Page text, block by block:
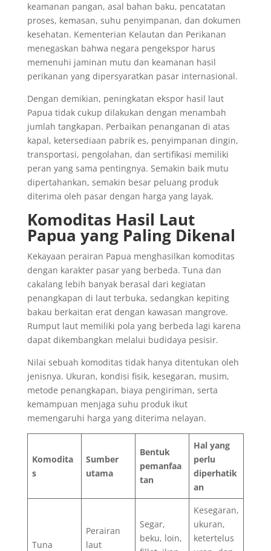
keamanan pangan, asal bahan baku, pencatatan
proses, kemasan, suhu penyimpanan, dan dokumen
kesehatan. Kementerian Kelautan dan Perikanan
menegaskan bahwa negara pengekspor harus
memenuhi jaminan mutu dan keamanan hasil
perikanan yang dipersyaratkan pasar internasional.
Dengan demikian, peningkatan ekspor hasil laut
Papua tidak cukup dilakukan dengan menambah
jumlah tangkapan. Perbaikan penanganan di atas
kapal, ketersediaan pabrik es, penyimpanan dingin,
transportasi, pengolahan, dan sertifikasi memiliki
peran yang sama pentingnya. Semakin baik mutu
dipertahankan, semakin besar peluang produk
diterima oleh pasar dengan harga yang layak.
Komoditas Hasil Laut
Papua yang Paling Dikenal
Kekayaan perairan Papua menghasilkan komoditas
dengan karakter pasar yang berbeda. Tuna dan
cakalang lebih banyak berasal dari kegiatan
penangkapan di laut terbuka, sedangkan kepiting
bakau berkaitan erat dengan kawasan mangrove.
Rumput laut memiliki pola yang berbeda lagi karena
dapat dikembangkan melalui budidaya pesisir.
Nilai sebuah komoditas tidak hanya ditentukan oleh
jenisnya. Ukuran, kondisi fisik, kesegaran, musim,
metode penangkapan, biaya pengiriman, serta
kemampuan menjaga suhu produk ikut
memengaruhi harga yang diterima nelayan.
Komodita
s
Sumber
utama
Bentuk
pemanfaa
tan
Hal yang
perlu
diperhatik
an
Tuna
Perairan
laut
Segar,
beku, loin,
Kesegaran,
ukuran,
ketertelus